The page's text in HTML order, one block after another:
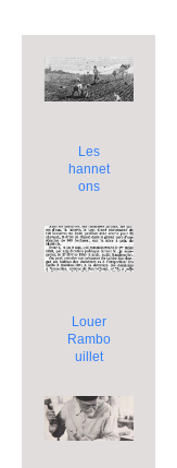
Les
hannet
ons
Louer
Rambo
uillet